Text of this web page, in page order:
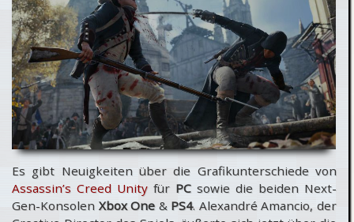
Gen-
Technologie
Es gibt Neuigkeiten über die Grafikunterschiede von
Assassin’s Creed Unityfür PCsowie die beiden Next-
Gen-Konsolen Xbox One& PS4. Alexandré Amancio, der